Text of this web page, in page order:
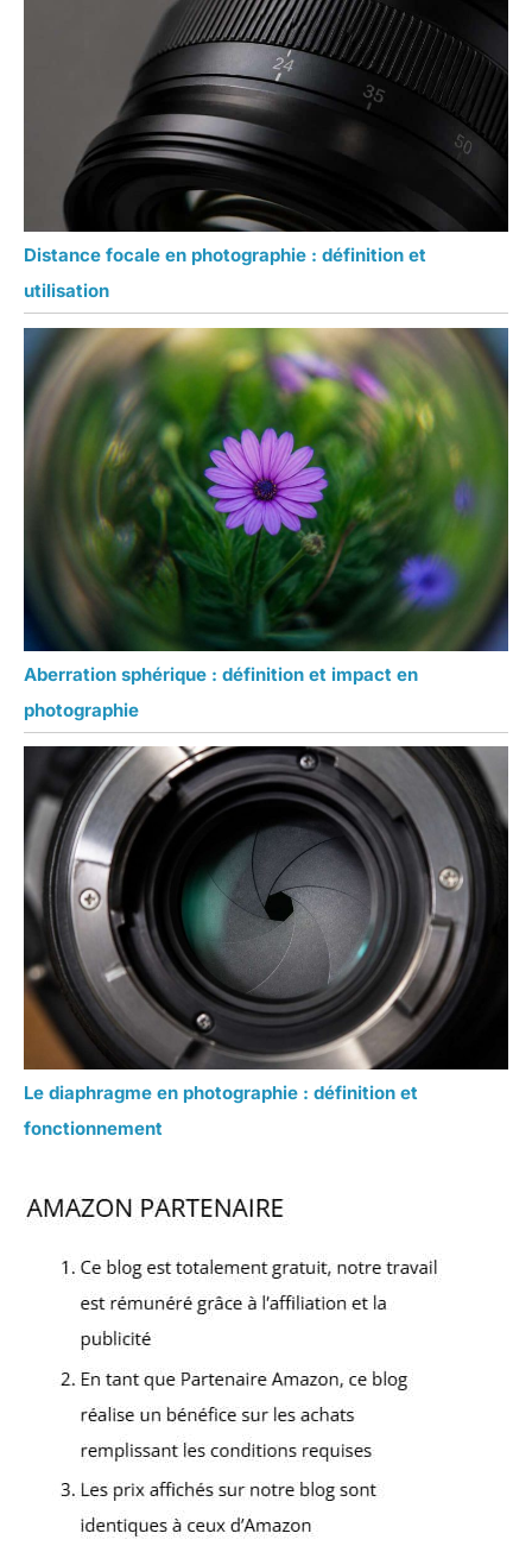
Distance focale en photographie : définition et
utilisation
Aberration sphérique : définition et impact en
photographie
Le diaphragme en photographie : définition et
fonctionnement